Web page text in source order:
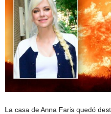
La casa de Anna Faris quedó